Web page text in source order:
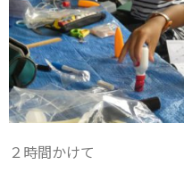
２時間かけて